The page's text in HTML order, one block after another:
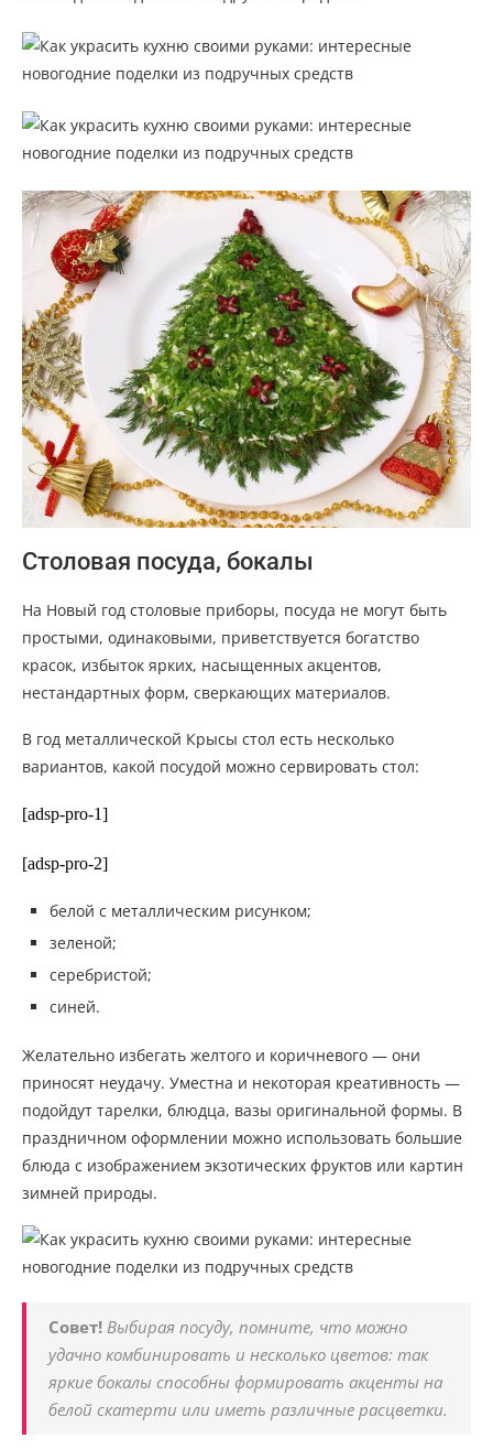
Столовая посуда, бокалы
На Новый год столовые приборы, посуда не могут быть
простыми, одинаковыми, приветствуется богатство
красок, избыток ярких, насыщенных акцентов,
нестандартных форм, сверкающих материалов.
В год металлической Крысы стол есть несколько
вариантов, какой посудой можно сервировать стол:
[adsp-pro-1]
[adsp-pro-2]
белой с металлическим рисунком;
зеленой;
серебристой;
синей.
Желательно избегать желтого и коричневого — они
приносят неудачу. Уместна и некоторая креативность —
подойдут тарелки, блюдца, вазы оригинальной формы. В
праздничном оформлении можно использовать большие
блюда с изображением экзотических фруктов или картин
зимней природы.
Совет! Выбирая посуду, помните, что можно
удачно комбинировать и несколько цветов: так
яркие бокалы способны формировать акценты на
белой скатерти или иметь различные расцветки.